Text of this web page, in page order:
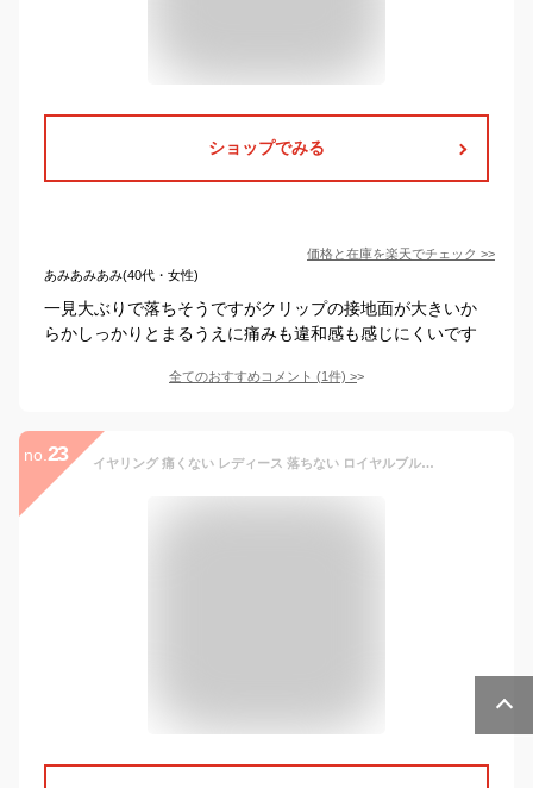
ショップでみる
価格と在庫を楽天でチェック >>
あみあみあみ(40代・女性)
一見大ぶりで落ちそうですがクリップの接地面が大きいか
らかしっかりとまるうえに痛みも違和感も感じにくいです
全てのおすすめコメント (1件) >
no. 23 イヤリング 痛くない レディース 落ちない ロイヤルブルームーンストーン・レニア K10 10金 ゴールド シリコンバネ式 簡単 楽ちん かわいい スクエアカット 6月誕生石 大人可愛い 誕生日プレゼント 女性 ジュエリー ブランド 宝石